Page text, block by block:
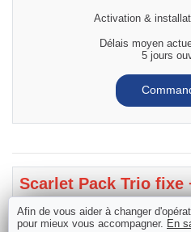
Activation &
Délais moyen
5 jours
Scarlet Pack Trio fixe
Afin de vous aider à changer
pour mieux vous accompagner. En